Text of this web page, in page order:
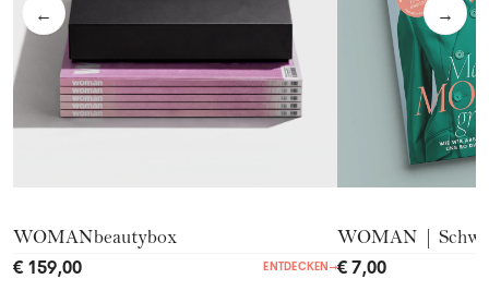
← →
WOMANbeautybox
€ 159,00 ENTDECKEN →
WOMAN |
€ 7,00